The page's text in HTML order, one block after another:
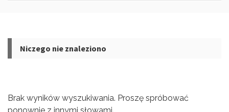
Niczego nie znaleziono
Brak wyników wyszukiwania. Proszę spróbować